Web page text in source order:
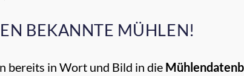
BEKANNTE MÜHLEN!
bereits in Wort und Bild in die